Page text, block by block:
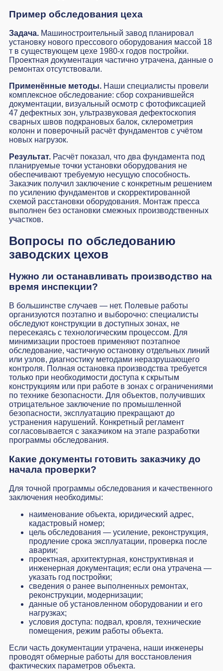
Пример обследования цеха
Задача.Машиностроительный завод планировал
установку нового прессового оборудования массой 18
т в существующем цехе 1980-х годов постройки.
Проектная документация частично утрачена, данные о
ремонтах отсутствовали.
Применённые методы.Наши специалисты провели
комплексное обследование: сбор сохранившейся
документации, визуальный осмотр с фотофиксацией
47 дефектных зон, ультразвуковая дефектоскопия
сварных швов подкрановых балок, склерометрия
колонн и поверочный расчёт фундаментов с учётом
новых нагрузок.
Результат.Расчёт показал, что два фундамента под
планируемые точки установки оборудования не
обеспечивают требуемую несущую способность.
Заказчик получил заключение с конкретным решением
по усилению фундаментов и скорректированной
схемой расстановки оборудования. Монтаж пресса
выполнен без остановки смежных производственных
участков.
Вопросы по обследованию
заводских цехов
Нужно ли останавливать производство на
время инспекции?
В большинстве случаев — нет. Полевые работы
организуются поэтапно и выборочно: специалисты
обследуют конструкции в доступных зонах, не
пересекаясь с технологическим процессом. Для
минимизации простоев применяют поэтапное
обследование, частичную остановку отдельных линий
или узлов, диагностику методами неразрушающего
контроля. Полная остановка производства требуется
только при необходимости доступа к скрытым
конструкциям или при работе в зонах с ограничениями
по технике безопасности. Для объектов, получивших
отрицательное заключение по промышленной
безопасности, эксплуатацию прекращают до
устранения нарушений. Конкретный регламент
согласовывается с заказчиком на этапе разработки
программы обследования.
Какие документы готовить заказчику до
начала проверки?
Для точной программы обследования и качественного
заключения необходимы:
наименование объекта, юридический адрес,
кадастровый номер;
цель обследования — усиление, реконструкция,
продление срока эксплуатации, проверка после
аварии;
проектная, архитектурная, конструктивная и
инженерная документация; если она утрачена —
указать год постройки;
сведения о ранее выполненных ремонтах,
реконструкции, модернизации;
данные об установленном оборудовании и его
нагрузках;
условия доступа: подвал, кровля, технические
помещения, режим работы объекта.
Если часть документации утрачена, наши инженеры
проводят обмерные работы для восстановления
фактических параметров объекта.